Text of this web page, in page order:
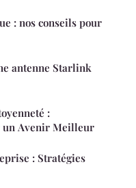
: nos conseils pour
antenne Starlink
:
un Avenir Meilleur
: Stratégies